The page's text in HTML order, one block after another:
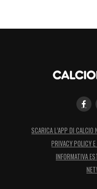
SCARICA L’APP DI CALCIO
PRIVACY POLICY
INFORMATIVA